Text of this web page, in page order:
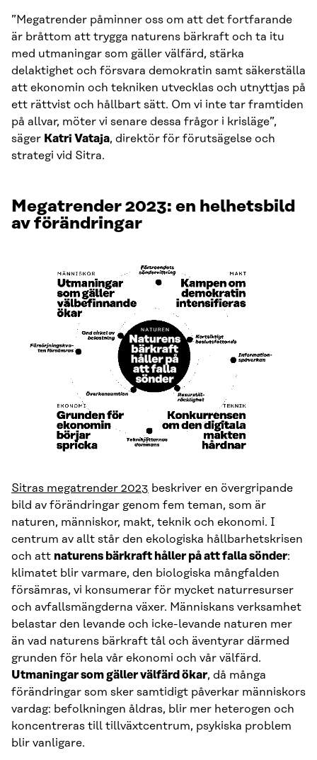
”Megatrender påminner oss om att det fortfarande
är bråttom att trygga naturens bärkraft och ta itu
med utmaningar som gäller välfärd, stärka
delaktighet och försvara demokratin samt säkerställa
att ekonomin och tekniken utvecklas och utnyttjas på
ett rättvist och hållbart sätt. Om vi inte tar framtiden
på allvar, möter vi senare dessa frågor i krisläge”,
säger Katri Vataja, direktör för förutsägelse och
strategi vid Sitra.
Megatrender 2023: en helhetsbild
av förändringar
Sitras megatrender 2023 beskriver en övergripande
bild av förändringar genom fem teman, som är
naturen, människor, makt, teknik och ekonomi. I
centrum av allt står den ekologiska hållbarhetskrisen
och att naturens bärkraft håller på att falla sönder:
klimatet blir varmare, den biologiska mångfalden
försämras, vi konsumerar för mycket naturresurser
och avfallsmängderna växer. Människans verksamhet
belastar den levande och icke-levande naturen mer
än vad naturens bärkraft tål och äventyrar därmed
grunden för hela vår ekonomi och vår välfärd.
Utmaningar som gäller välfärd ökar, då många
förändringar som sker samtidigt påverkar människors
vardag: befolkningen åldras, blir mer heterogen och
koncentreras till tillväxtcentrum, psykiska problem
blir vanligare.